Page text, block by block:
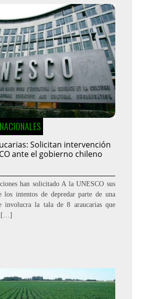
Solicitan intervención
ante el gobierno chileno
han solicitado A la UNESCO sus
los intentos de depredar parte de una
involucra la tala de 8 araucarias que
[…]